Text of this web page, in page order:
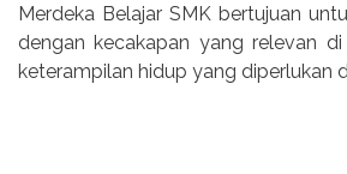
Merdeka Belajar SMK bertujuan
dengan kecakapan yang relevan
keterampilan hidup yang diperlukan